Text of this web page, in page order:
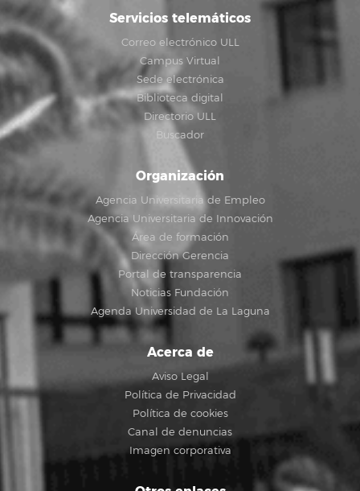
Servicios telemáticos
Correo electrónico ULL
Campus Virtual
Sede electrónica
Biblioteca digital
Directorio ULL
Buscador
Organización
Agencia Universitaria de Empleo
Agencia Universitaria de Innovación
Área de formación
Dirección Gerencia
Portal de transparencia
Noticias Fundación
Agenda Universidad de La Laguna
Acerca de
Aviso Legal
Política de Privacidad
Política de cookies
Canal de denuncias
Imagen corporativa